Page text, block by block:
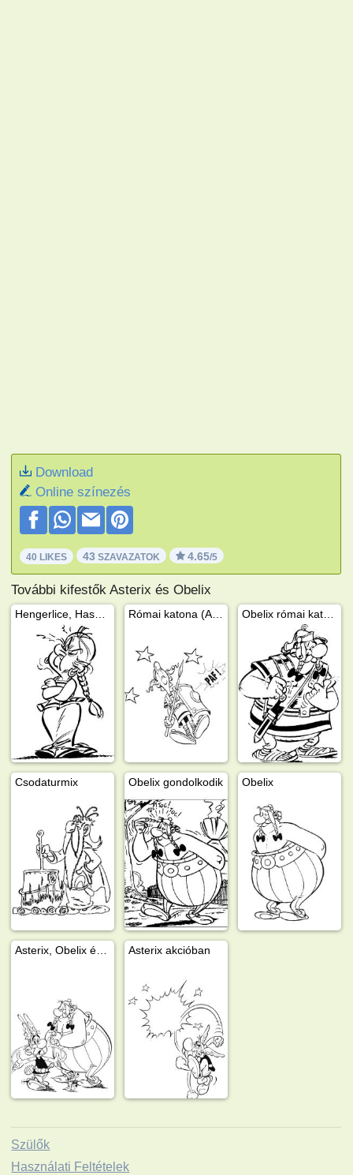
Download
Online színezés
40 LIKES 43 SZAVAZATOK 4.65/5
További kifestők Asterix és Obelix
Csodaturmix Obelix gondolkodik Obelix
Asterix akcióban
Szülők
Használati Feltételek